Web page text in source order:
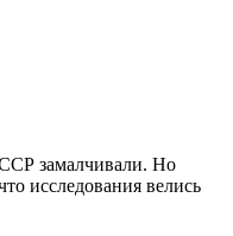
замалчивали. Но
исследования велись